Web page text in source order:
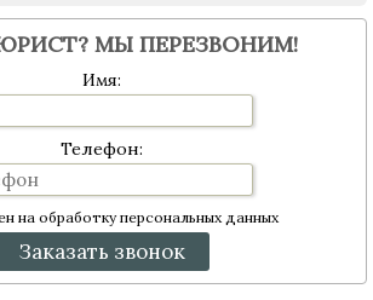
МЫ ПЕРЕЗВОНИМ!
Имя:
Телефон:
на обработку персональных данных
Заказать звонок